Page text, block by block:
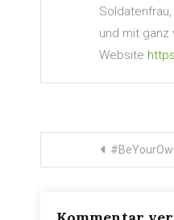
und mit ganz
Website